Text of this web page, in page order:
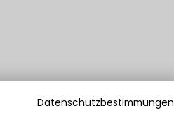
Datenschutzbestimmungen